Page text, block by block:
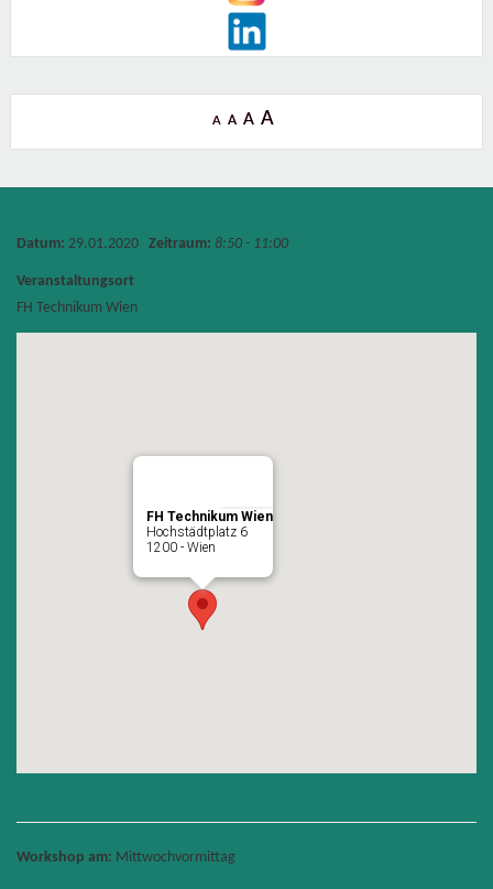
A A A A
Datum: 29.01.2020 Zeitraum: 8:50 - 11:00
Veranstaltungsort
FH Technikum Wien
FH Technikum Wien
Hochstädtplatz 6
1200 - Wien
Workshop am: Mittwochvormittag